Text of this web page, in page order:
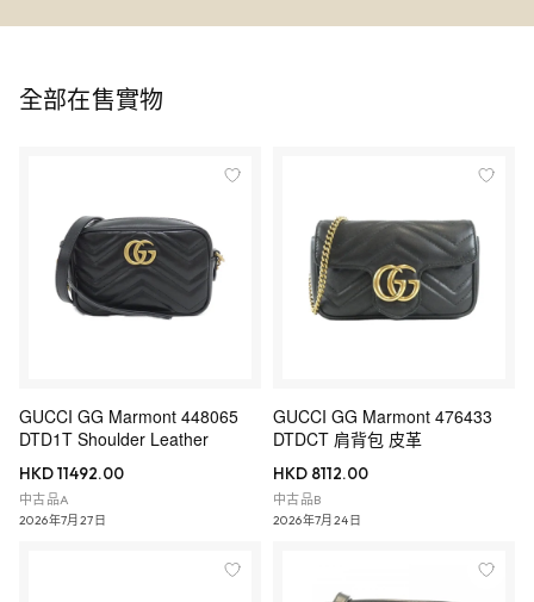
全部在售實物
GUCCI GG Marmont 448065
DTD1T Shoulder Leather
HKD 11492.00
中古品A
2026年7月27日
GUCCI GG Marmont 476433
DTDCT 肩背包 皮革
HKD 8112.00
中古品B
2026年7月24日